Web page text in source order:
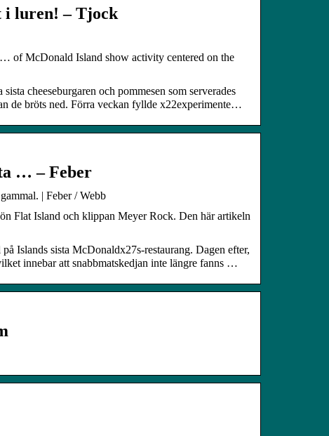
i luren! – Tjock
of McDonald Island show activity centered on the
cheeseburgaren och pommesen som serverades
de bröts ned. Förra veckan fyllde x22experimente…
… – Feber
| Feber / Webb
Flat Island och klippan Meyer Rock. Den här artikeln
Islands sista McDonaldx27s-restaurang. Dagen efter,
innebar att snabbmatskedjan inte längre fanns …